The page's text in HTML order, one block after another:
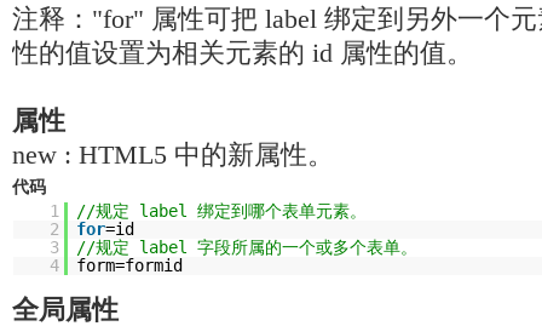
注释："for" 属性可把 label 绑定到另外一个
性的值设置为相关元素的 id 属性的值。
属性
new : HTML5 中的新属性。
代码
1
//规定 label 绑定到哪个表单元素。
2
for=id
3
//规定 label 字段所属的一个或多个表单。
4
form=formid
全局属性